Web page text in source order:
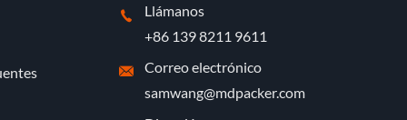

Llámanos
+86 139 8211 9611

Correo electrónico
samwang@mdpacker.com